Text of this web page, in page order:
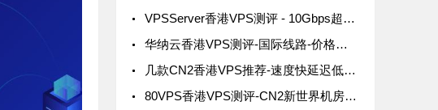
VPSServer香港VPS测评 - 10Gbps超大带宽-按小时计费灵活使用
华纳云香港VPS测评-国际线路-价格便宜但绕线路由需注意
几款CN2香港VPS推荐-速度快延迟低的VPS在这里
80VPS香港VPS测评-CN2新世界机房延迟更低更推荐